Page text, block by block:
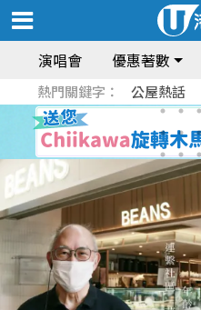
演唱會 優惠著數
熱門關鍵字： 公屋熱話